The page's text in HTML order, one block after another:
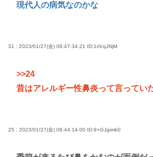
現代人の病気なのかな
31 : 2023/01/27(金) 08:47:34.21 ID:1riVqJNjM
>>24
昔はアレルギー性鼻炎って言ってい
25 : 2023/01/27(金) 08:44:14.00 ID:9+GJgimb0